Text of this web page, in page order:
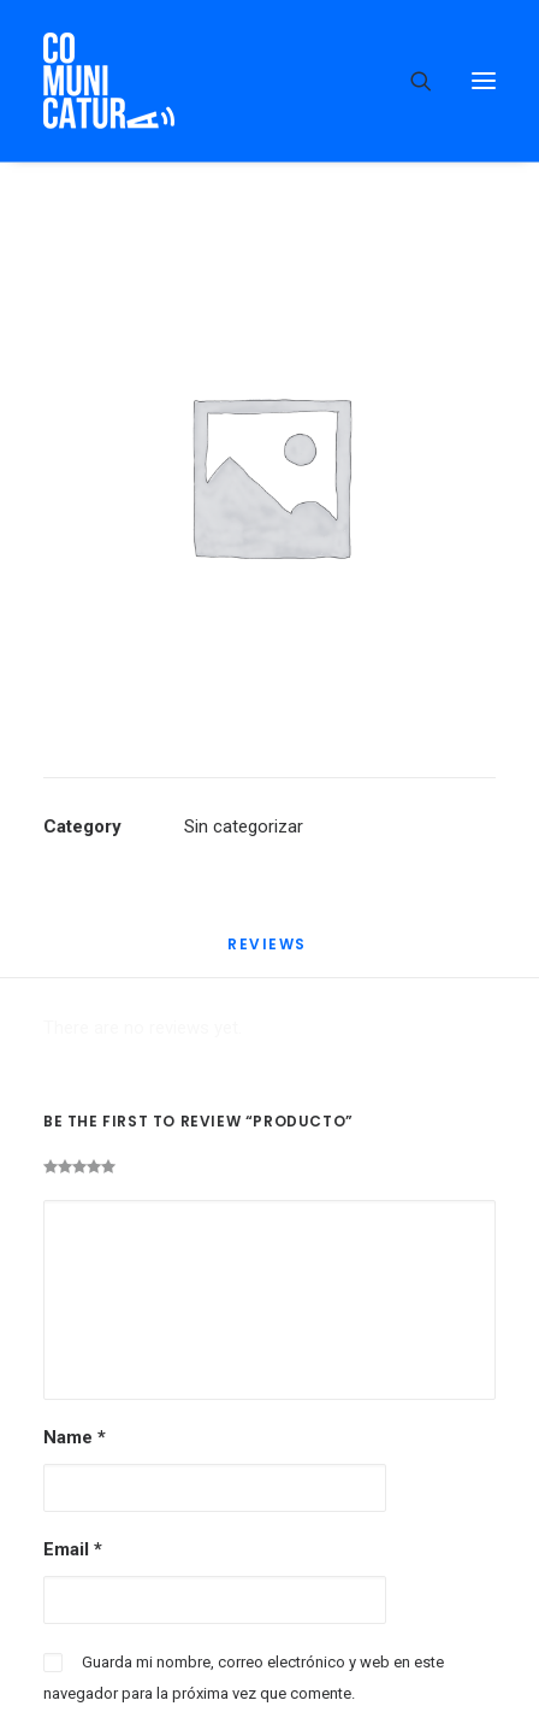
Category Sin categorizar
REVIEWS
BE THE FIRST TO REVIEW “PRODUCTO”
Name *
Email *
Guarda mi nombre, correo electrónico y web en este
navegador para la próxima vez que comente.